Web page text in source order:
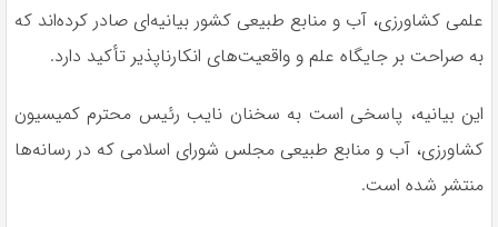
علمی کشاورزی، آب و منابع طبیعی کشور بیانیه‌ای صادر کرده‌اند که
به صراحت بر جایگاه علم و واقعیت‌های انکارناپذیر تأکید دارد.
این بیانیه، پاسخی است به سخنان نایب رئیس محترم کمیسیون
کشاورزی، آب و منابع طبیعی مجلس شورای اسلامی که در رسانه‌ها
منتشر شده است.